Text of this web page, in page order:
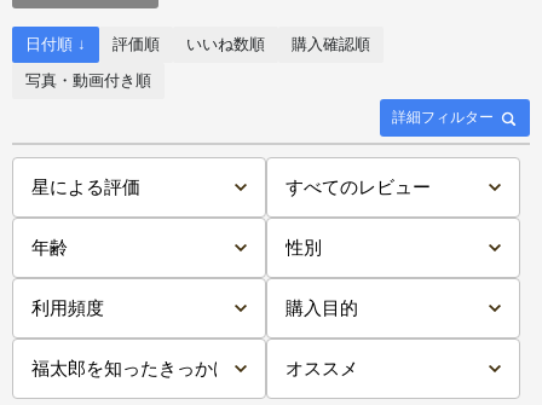
詳細フィルター
日付順 ↓ 評価順 いいね数順
購入確認順
写真・動画付き順